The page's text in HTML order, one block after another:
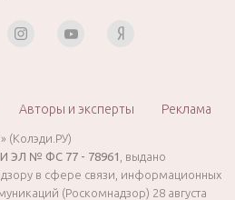
Авторы и эксперты Реклама
(Колэди.РУ)
ЭЛ № ФС 77 - 78961
, выдано
в сфере связи, информационных
(Роскомнадзор) 28 августа